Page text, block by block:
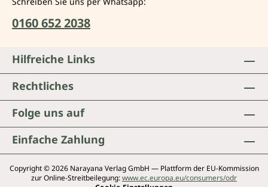
0160 652 2038
Folge uns auf
Einfache Zahlung
Hilfreiche Links
Rechtliches
Copyright © 2026 Narayana Verlag GmbH — Plattform der EU-Kommission
zur Online-Streitbeilegung:www.ec.europa.eu/consumers/odr